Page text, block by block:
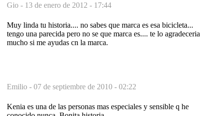
Gio - 13 de enero de 2012 - 17:44
Muy linda tu historia.... no sabes que marca es esa bicicleta...
tengo una parecida pero no se que marca es.... te lo agradeceria
mucho si me ayudas cn la marca.
Emilio - 07 de septiembre de 2010 - 02:22
Kenia es una de las personas mas especiales y sensible q he